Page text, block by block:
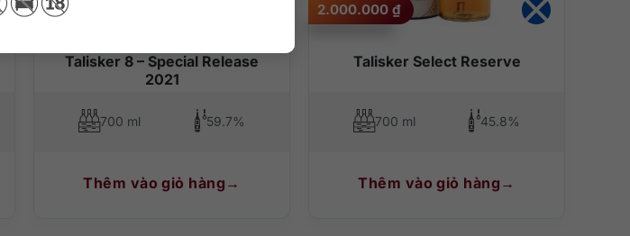
Talisker 8 – Special Release
2021
2.850.000
700 ml 59.7%
Thêm vào giỏ hàng
Talisker Select Reserve
2.000.000 ₫
700 ml 45.8%
Thêm vào giỏ hàng